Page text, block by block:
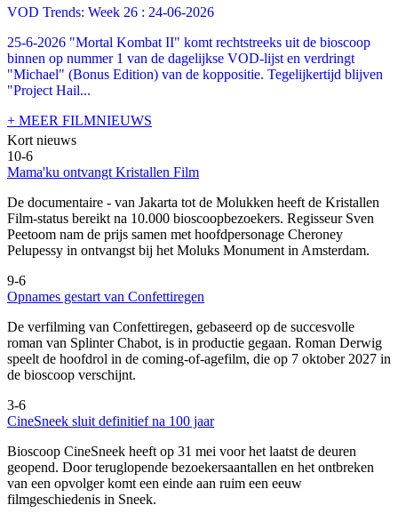
VOD Trends: Week 26 : 24-06-2026
25-6-2026 "Mortal Kombat II" komt rechtstreeks uit de bioscoop
binnen op nummer 1 van de dagelijkse VOD-lijst en verdringt
"Michael" (Bonus Edition) van de koppositie. Tegelijkertijd blijven
"Project Hail...
+ MEER FILMNIEUWS
Kort nieuws
10-6
Mama'ku ontvangt Kristallen Film
De documentaire - van Jakarta tot de Molukken heeft de Kristallen
Film-status bereikt na 10.000 bioscoopbezoekers. Regisseur Sven
Peetoom nam de prijs samen met hoofdpersonage Cheroney
Pelupessy in ontvangst bij het Moluks Monument in Amsterdam.
9-6
Opnames gestart van Confettiregen
De verfilming van Confettiregen, gebaseerd op de succesvolle
roman van Splinter Chabot, is in productie gegaan. Roman Derwig
speelt de hoofdrol in de coming-of-agefilm, die op 7 oktober 2027 in
de bioscoop verschijnt.
3-6
CineSneek sluit definitief na 100 jaar
Bioscoop CineSneek heeft op 31 mei voor het laatst de deuren
geopend. Door teruglopende bezoekersaantallen en het ontbreken
van een opvolger komt een einde aan ruim een eeuw
filmgeschiedenis in Sneek.